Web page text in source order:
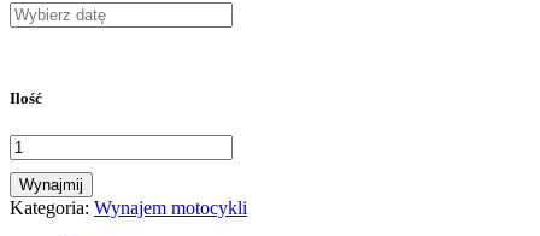
Ilość
Wynajmij
Kategoria: Wynajem motocykli